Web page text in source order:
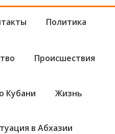
Политика
Происшествия
Кубани Жизнь
в Абхазии